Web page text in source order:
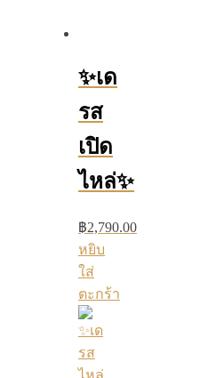
✨เด
รส
เปิด
ไหล่✨
฿2,790.00
หยิบ
ใส่
ตะกร้า